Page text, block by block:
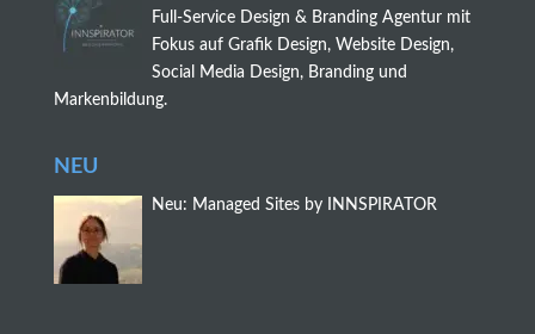
e
t
b
a
n
Full-Service Design & Branding Agentur mit
Fokus auf Grafik Design, Website Design,
Social Media Design, Branding und
Markenbildung.
NEU
Neu: Managed Sites by INNSPIRATOR